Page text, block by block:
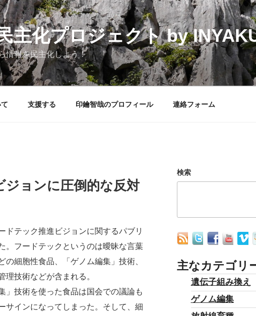
主化プロジェクト by
情報を民主化しよう！
支援する 印鑰智哉のプロフィール 連絡フォーム
ジョンに圧倒的な反対
テック推進ビジョンに関するパブリ
。フードテックというのは曖昧な言葉
細胞性食品、「ゲノム編集」技術、
理技術などが含まれる。
技術を使った食品は国会での議論も
サインになってしまった。そして、細
検索
主なカテゴリ
遺伝子組み換え
ゲノム編集